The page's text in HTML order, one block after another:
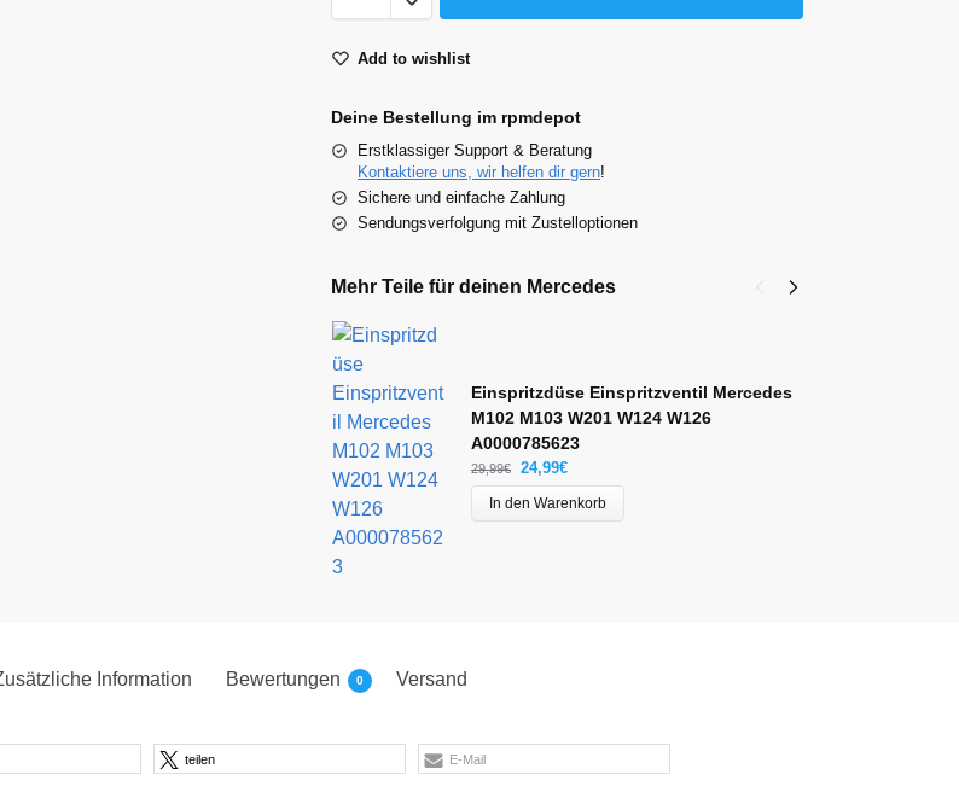
Add to wishlist
Deine Bestellung im rpmdepot
Erstklassiger Support & Beratung
Kontaktiere uns, wir helfen dir gern!
Sichere und einfache Zahlung
Sendungsverfolgung mit Zustelloptionen
Mehr Teile für deinen Mercedes
Einspritzdüse Einspritzventil Mercedes
M102 M103 W201 W124 W126
A0000785623
29,99€ 24,99€
In den Warenkorb
Information Bewertungen 0 Versand
teilen E-Mail